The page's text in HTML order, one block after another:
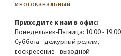
многоканальный
Приходите к нам в офис:
Понедельник-Пятница: 10:00 - 19:00
Суббота - дежурный режим,
воскресение - выходной